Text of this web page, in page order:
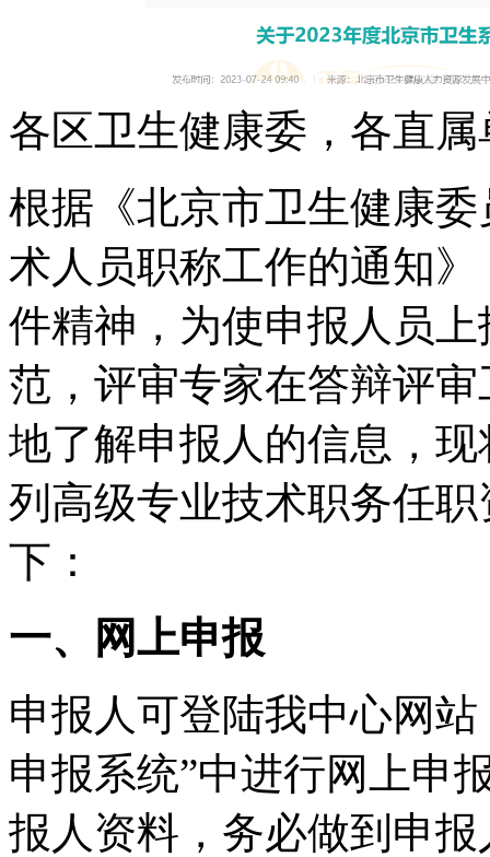
各区卫生健康委，各直
根据《北京市卫生健康
术人员职称工作的通知
件精神，为使申报人员
范，评审专家在答辩评
地了解申报人的信息，
列高级专业技术职务任
下：
一、网上申报
申报人可登陆我中心网
申报系统”中进行网上申
报人资料，务必做到申